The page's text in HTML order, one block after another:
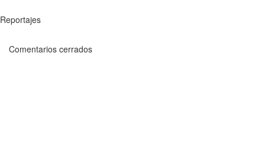
Reportajes
Comentarios cerrados